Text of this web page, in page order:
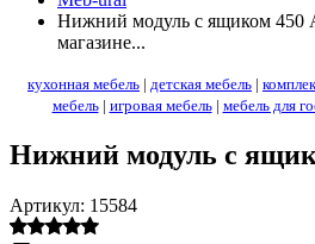
Нижний модуль с ящиком 450
магазине...
кухонная мебель | детская мебель |
мебель| игровая мебель| мебель для
Нижний модуль с
Артикул: 15584